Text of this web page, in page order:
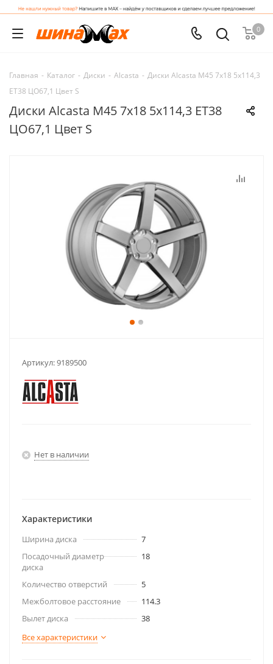
0
Главная - Каталог - Диски - Alcasta - Диски Alcasta M45 7x18 5x114,3
ET38 ЦО67,1 Цвет S
Диски Alcasta M45 7x18 5x114,3 ET38
ЦО67,1 Цвет S
Артикул:9189500
Нет в наличии
Характеристики
Ширина диска
7
Посадочный диаметр
диска
18
Количество отверстий
5
Межболтовое расстояние
114.3
Вылет диска
38
Все характеристики